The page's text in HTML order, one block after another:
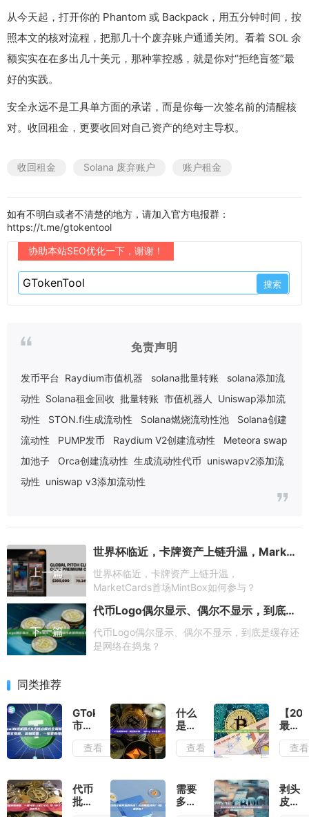
从今天起，打开你的 Phantom 或 Backpack，用五分钟时间，按
照本文的核对流程，把那几十个废弃账户通通关闭。看着 SOL 余
额实实在在多出几十美元，那种掌控感，就是你对“拒绝盲签”最
好的实践。
安全永远不是工具单方面的承诺，而是你每一次签名前的清醒核
对。收回租金，更要收回对自己资产的绝对主导权。
收回租金 Solana 废弃账户 账户租金
如有不明白或者不清楚的地方，请加入官方电报群：
https://t.me/gtokentool
协助本站SEO优化一下，谢谢！
免责声明
发币平台 Raydium市值机器 solana批量转账
solana添加流
动性 Solana租金回收 批量转账 市值机器人
Uniswap添加流
动性
STON.fi生成流动性 Solana燃烧流动性池
Solana创建
流动性
PUMP发币 Raydium V2创建流动性
Meteora swap
加池子
Orca创建流动性 生成流动性代币 uniswapv2添加流
动性 uniswap v3添加流动性
上一篇
世界杯临近，卡牌资产上链升温，MarketCards首场MintBox如何参与？
世界杯临近，卡牌资产上链升温，
MarketCards首场MintBox如何参与？
下一篇
代币Logo偶尔显示、偶尔不显示，到底是缓存还是网络在捣鬼？
代币Logo偶尔显示、偶尔不显示，到底是缓存还
是网络在捣鬼？
同类推荐
GTokenTool
市值
机器
人4
式全
解
查看
什么
是剥
头
皮？
易、
swing
查看
【
最
新】
剥头
么市
场？
加密
查看
代币
批量
转账
需要
多少
钱才
剥头
皮交
易主